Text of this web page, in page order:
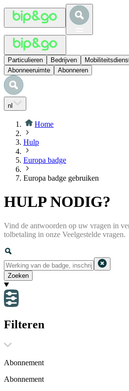
Particulieren Bedrijven
Abonneeruimte
Abonneren
nl
Home
Hulp
Europa badge
Europa badge gebruiken
HULP NODIG?
Vind de antwoorden op uw vragen in
tolbetaling in onze Veelgestelde vragen.
Zoeken
Filteren
Abonnement
Abonnement